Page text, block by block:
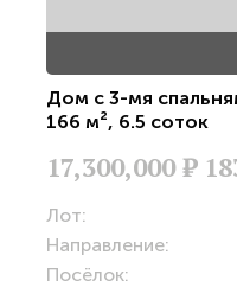
Дом с 3-мя
166 м², 6.5 соток
17,300,000Р
Лот:
Направление:
Посёлок: